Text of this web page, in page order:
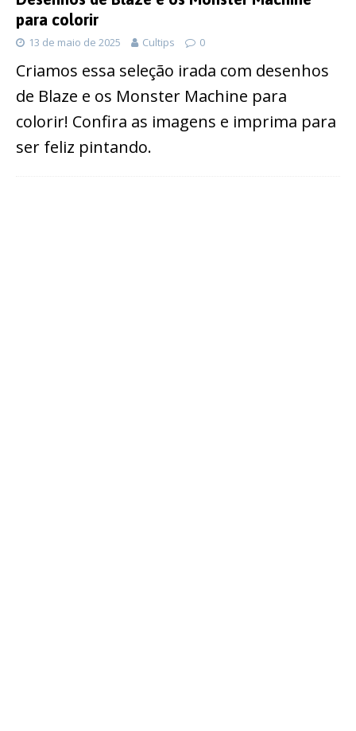
para colorir
13 de maio de 2025 Cultips 0
Criamos essa seleção irada com desenhos
de Blaze e os Monster Machine para
colorir! Confira as imagens e imprima para
ser feliz pintando.